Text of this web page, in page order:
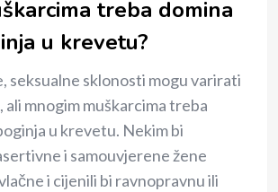
treba domina
u krevetu?
seksualne sklonosti mogu varirati
ali mnogim muškarcima treba
u krevetu. Nekim bi
i samouvjerene žene
i cijenili bi ravnopravnu ili